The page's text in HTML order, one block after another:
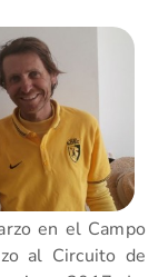
en el Campo
al Circuito de